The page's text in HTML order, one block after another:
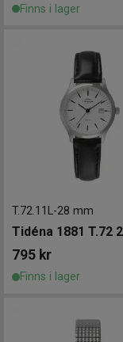
Finns i lager
T.72.11L-28 mm
Tidéna 1881 T.72
795 kr
Finns i lager